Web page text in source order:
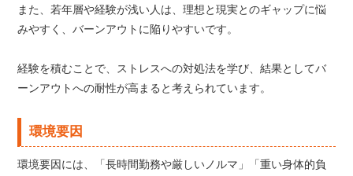
また、若年層や経験が浅い人は、理想と現実とのギャップに悩
みやすく、バーンアウトに陥りやすいです。
経験を積むことで、ストレスへの対処法を学び、結果としてバ
ーンアウトへの耐性が高まると考えられています。
環境要因
環境要因には、「長時間勤務や厳しいノルマ」「重い身体的負